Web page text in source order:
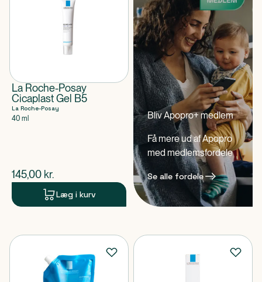
La Roche-Posay
Cicaplast Gel B5
La Roche-Posay
40 ml
$nuværende pris
145,00 kr.
Læg i kurv
Bliv Apopro+ medlem
Få mere ud af Apopro
med medlemsfordele
Se alle fordele